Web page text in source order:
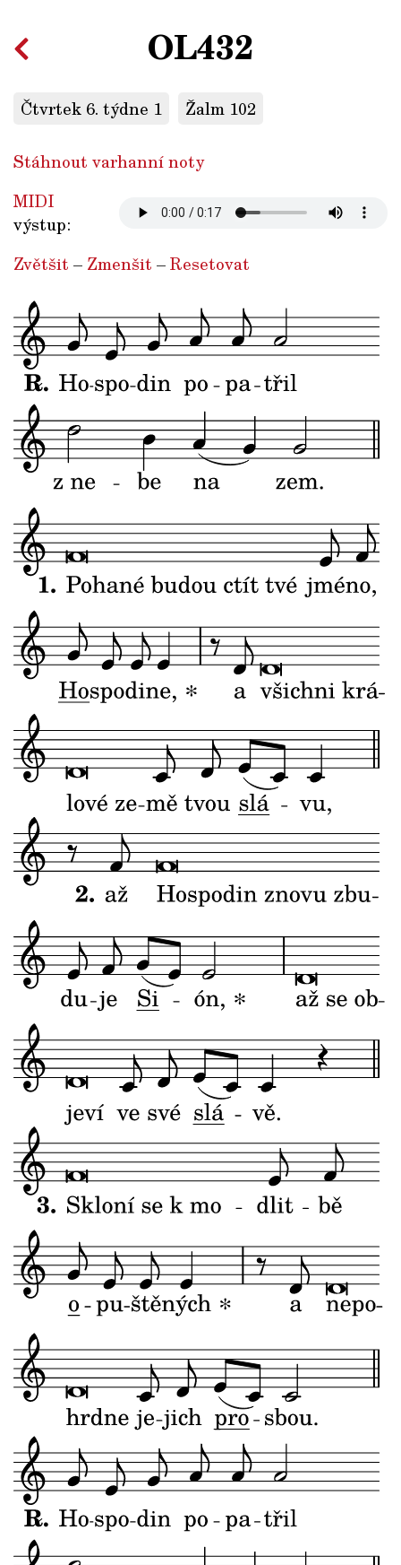
OL432
Čtvrtek 6. týdne 1 Žalm 102
Stáhnout varhanní noty
MIDI
výstup:
Zvětšit – Zmenšit –Resetovat